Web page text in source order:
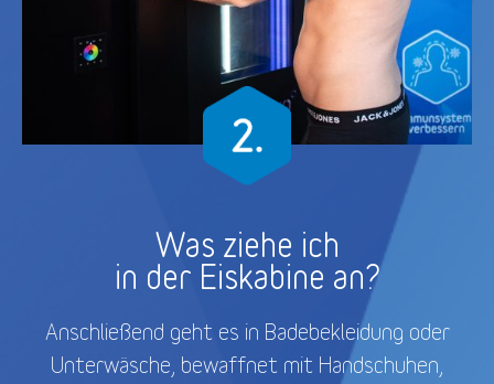
Was ziehe ich
in der Eiskabine an?
Anschließend geht es in Badebekleidung oder
Unterwäsche, bewaffnet mit Handschuhen,